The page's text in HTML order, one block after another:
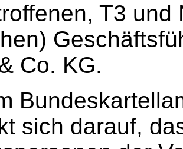
T3
Co. KG.
sich darauf,